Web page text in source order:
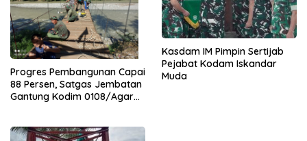
Progres Pembangunan Capai
88 Persen, Satgas Jembatan
Gantung Kodim 0108/Agara
Kasdam IM Pimpin Sertijab
Pejabat Kodam Iskandar
Muda